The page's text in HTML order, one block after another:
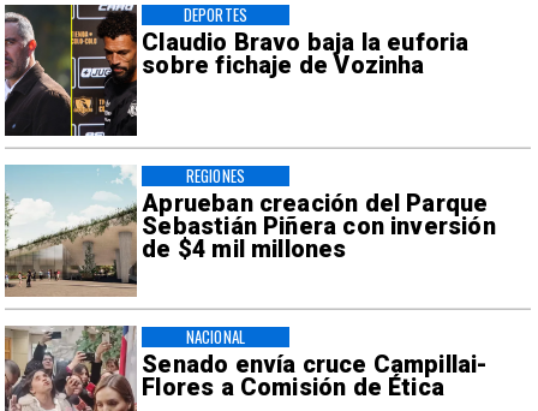
Claudio Bravo baja la euforia
sobre fichaje de Vozinha
DEPORTES
Aprueban creación del Parque
Sebastián Piñera con inversión
de $4 mil millones
REGIONES
Senado envía cruce Campillai-
Flores a Comisión de Ética
NACIONAL